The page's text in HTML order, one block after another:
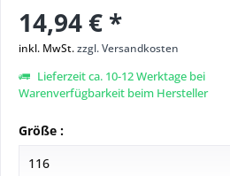
14,94 € *
inkl. MwSt.zzgl. Versandkosten
Lieferzeit ca. 10-12 Werktage bei
Warenverfügbarkeit beim Hersteller
Größe :